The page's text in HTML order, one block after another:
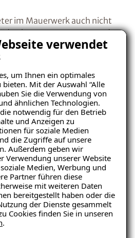
verwendet
um Ihnen ein optimales
bieten. Mit der Auswahl “Alle
Sie die Verwendung von
ähnlichen Technologien.
notwendig für den Betrieb
und Anzeigen zu
für soziale Medien
die Zugriffe auf unsere
Außerdem geben wir
Verwendung unserer Website
Medien, Werbung und
Partner führen diese
mit weiteren Daten
bereitgestellt haben oder die
der Dienste gesammelt
Cookies finden Sie in unseren
.
im Mauerwerk auch nicht
kommt es erst, wenn der
daraufhin
somit ausdehnt. Die Fähigkeit
aufzunehmen,
Feuchte. Bei der
Salpeter sein Volumen
abplatzen . Der kristalline
sich optisch wie ein
deshalb oft mit
Kapillar
Tipps bei